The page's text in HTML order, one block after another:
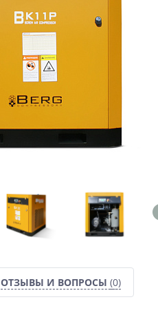
ОТЗЫВЫ И ВОПРОСЫ (0)